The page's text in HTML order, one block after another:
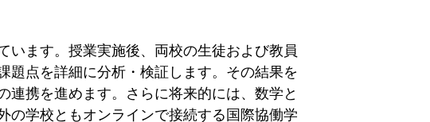
ます。授業実施後、両校の生徒および教員
題点を詳細に分析・検証します。その結果を
連携を進めます。さらに将来的には、数学と
の学校ともオンラインで接続する国際協働学